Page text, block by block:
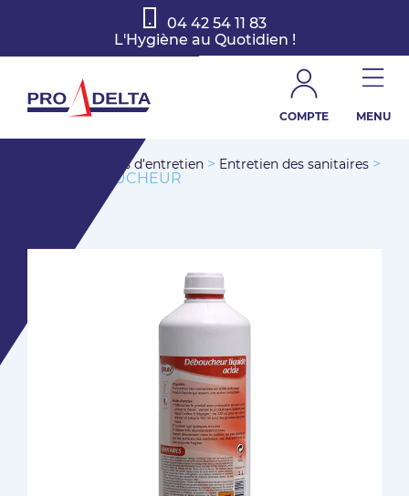
04 42 54 11 83
L'Hygiène au Quotidien !
COMPTE MENU
Produits d'entretien > Entretien des sanitaires >
SUPER DEBOUCHEUR